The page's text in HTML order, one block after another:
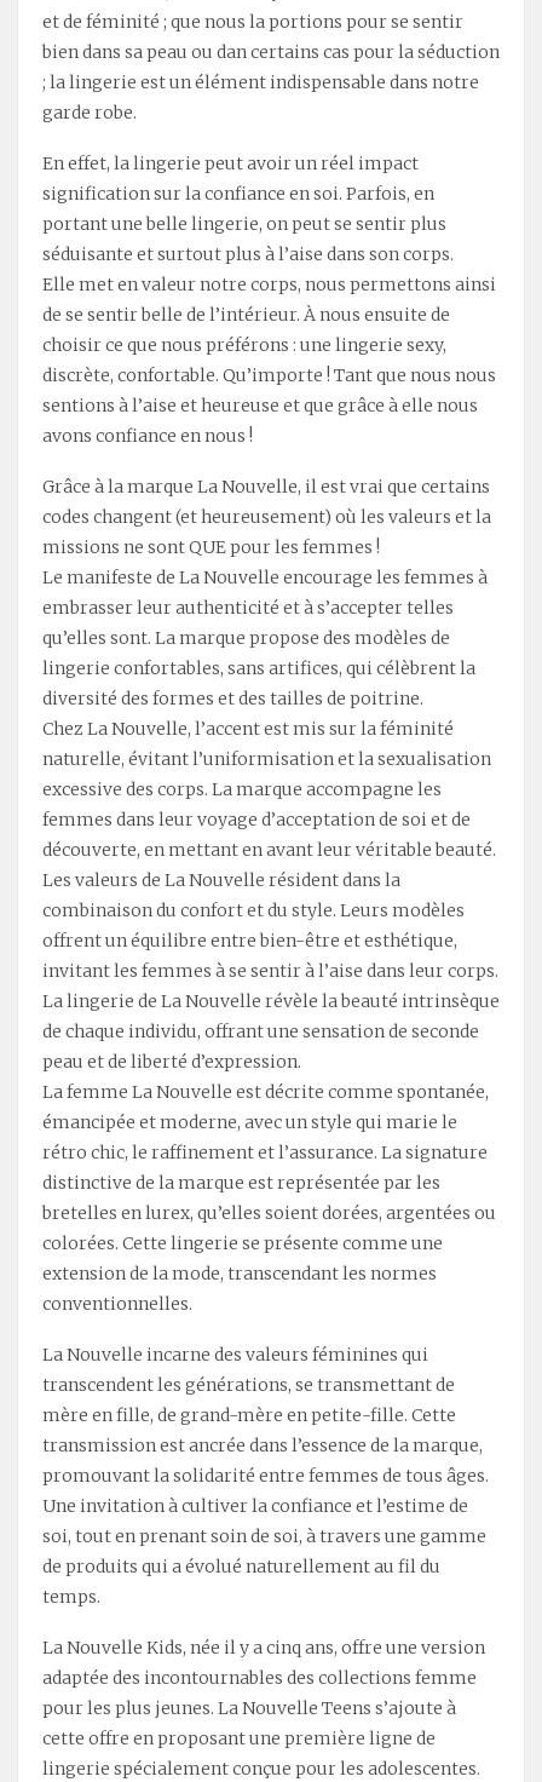
et de féminité ; que nous la portions pour se sentir
bien dans sa peau ou dan certains cas pour la séduction
; la lingerie est un élément indispensable dans notre
garde robe.
En effet, la lingerie peut avoir un réel impact
signification sur la confiance en soi. Parfois, en
portant une belle lingerie, on peut se sentir plus
séduisante et surtout plus à l’aise dans son corps.
Elle met en valeur notre corps, nous permettons ainsi
de se sentir belle de l’intérieur. À nous ensuite de
choisir ce que nous préférons : une lingerie sexy,
discrète, confortable. Qu’importe ! Tant que nous nous
sentions à l’aise et heureuse et que grâce à elle nous
avons confiance en nous !
Grâce à la marque La Nouvelle, il est vrai que certains
codes changent (et heureusement) où les valeurs et la
missions ne sont QUE pour les femmes !
Le manifeste de La Nouvelle encourage les femmes à
embrasser leur authenticité et à s’accepter telles
qu’elles sont. La marque propose des modèles de
lingerie confortables, sans artifices, qui célèbrent la
diversité des formes et des tailles de poitrine.
Chez La Nouvelle, l’accent est mis sur la féminité
naturelle, évitant l’uniformisation et la sexualisation
excessive des corps. La marque accompagne les
femmes dans leur voyage d’acceptation de soi et de
découverte, en mettant en avant leur véritable beauté.
Les valeurs de La Nouvelle résident dans la
combinaison du confort et du style. Leurs modèles
offrent un équilibre entre bien-être et esthétique,
invitant les femmes à se sentir à l’aise dans leur corps.
La lingerie de La Nouvelle révèle la beauté intrinsèque
de chaque individu, offrant une sensation de seconde
peau et de liberté d’expression.
La femme La Nouvelle est décrite comme spontanée,
émancipée et moderne, avec un style qui marie le
rétro chic, le raffinement et l’assurance. La signature
distinctive de la marque est représentée par les
bretelles en lurex, qu’elles soient dorées, argentées ou
colorées. Cette lingerie se présente comme une
extension de la mode, transcendant les normes
conventionnelles.
La Nouvelle incarne des valeurs féminines qui
transcendent les générations, se transmettant de
mère en fille, de grand-mère en petite-fille. Cette
transmission est ancrée dans l’essence de la marque,
promouvant la solidarité entre femmes de tous âges.
Une invitation à cultiver la confiance et l’estime de
soi, tout en prenant soin de soi, à travers une gamme
de produits qui a évolué naturellement au fil du
temps.
La Nouvelle Kids, née il y a cinq ans, offre une version
adaptée des incontournables des collections femme
pour les plus jeunes. La Nouvelle Teens s’ajoute à
cette offre en proposant une première ligne de
lingerie spécialement conçue pour les adolescentes.